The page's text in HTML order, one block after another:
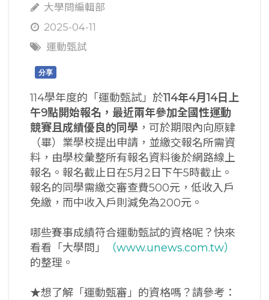
大學問編輯部
2025-04-11
運動甄試
分享
114學年度的「運動甄試」於114年4月14日上
午9點開始報名， 最近兩年參加全國性運動
競賽且成績優良的同學 ，可於期限內向原肄
（畢）業學校提出申請，並繳交報名所需資
料，由學校彙整所有報名資料後於網路線上
報名。報名截止日在5月2日下午5時截止。
報名的同學需繳交審查費500元，低收入戶
免繳，而中收入戶則減免為200元。
哪些賽事成績符合運動甄試的資格呢？快來
看看「大學問」
（www.unews.com.tw）
的整理。
★想了解「運動甄審」的資格嗎？請參考：